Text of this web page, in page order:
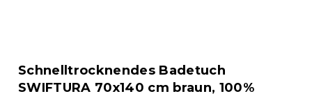
Schnelltrocknendes Badetuch
SWIFTURA 70x140 cm braun, 100%